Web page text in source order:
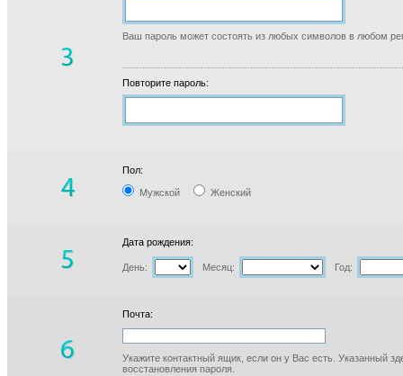
Ваш пароль может состоять из любых символов в любом
Повторите пароль:
Пол:
Мужской Женский
Дата рождения:
День: Месяц: Год:
Почта:
Укажите контактный ящик, если он у Вас есть. Указанный
восстановления пароля.